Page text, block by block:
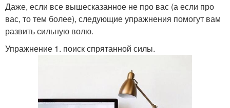
Даже, если все вышесказанное не про вас (а если про
вас, то тем более), следующие упражнения помогут вам
развить сильную волю.
Упражнение 1. поиск спрятанной силы.